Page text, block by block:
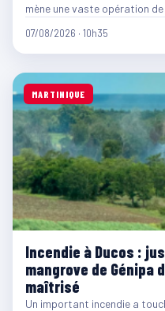
mène une vaste opération
07/08/2026 · 10h35
MARTINIQUE
Incendie à Ducos :
mangrove de
maîtrisé
Un important incendie a